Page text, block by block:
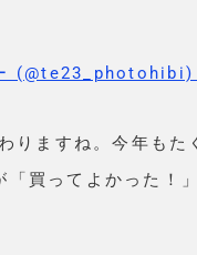
(@te23_photohibi)
りますね。今年も
「買ってよかった！